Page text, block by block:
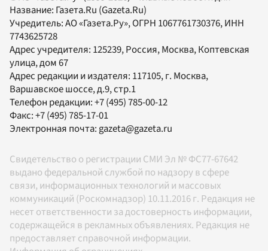
Название: Газета.Ru (Gazeta.Ru)
Учредитель:АО «Газета.Ру», ОГРН 1067761730376, ИНН
7743625728
Адрес учредителя: 125239, Россия, Москва, Коптевская
улица, дом 67
Адрес редакции и издателя: 117105, г. Москва,
Варшавское шоссе, д.9, стр.1
Телефон редакции:+7 (495) 785-00-12
Факс:+7 (495) 785-17-01
Электронная почта:gazeta@gazeta.ru
Свидетельство о регистрации СМИ Эл № ФС77-67642
выдано федеральной службой по надзору в сфере
связи, информационных технологий и массовых
коммуникаций (Роскомнадзор) 10.11.2016 г. Редакция не
несет ответственности за достоверность информации,
содержащейся в рекламных объявлениях. Редакция не
предоставляет справочной информации.